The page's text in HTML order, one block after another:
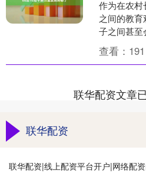
作为在农村
之间的教
子之间甚
完饭后我
童年的常
查看： 191
联华配资文章
联华配资
联华配资|线上配资平台开户|网络配